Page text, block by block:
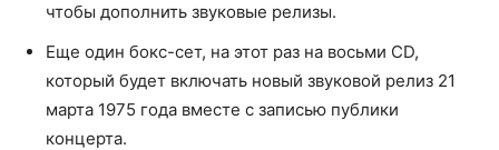
чтобы дополнить звуковые релизы.
Еще один бокс-сет, на этот раз на восьми CD,
который будет включать новый звуковой релиз 21
марта 1975 года вместе с записью публики
концерта.